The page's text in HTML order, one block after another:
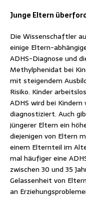
Junge Eltern
Die Wissenschaftler
einige Eltern-
ADHS-Diagnose und
Methylphenidat bei
mit steigendem
Risiko. Kinder
ADHS wird bei
diagnostiziert. Auch
jüngerer Eltern ein
diejenigen von Eltern
einem Elternteil im
mal häufiger eine
zwischen 30 und 35
Gelassenheit von
an